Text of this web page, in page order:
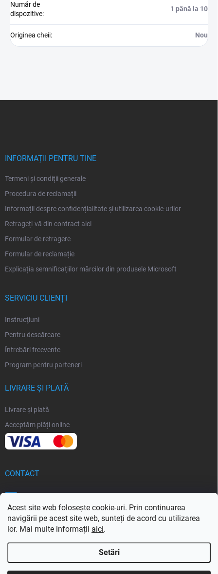
Acest site web folosește cookie-uri. Prin continuarea
navigării pe acest site web, sunteți de acord cu utilizarea
lor. Mai multe informații aici.
Setări
Număr de
dispozitive:
1 până la 10
Originea cheii: Nou
INFORMAȚII PENTRU TINE
Termeni și condiții generale
Procedura de reclamații
Informații despre confidențialitate și utilizarea cookie-urilor
Retrageți-vă din contract aici
Formular de retragere
Formular de reclamație
Explicația semnificațiilor mărcilor din produsele Microsoft
SERVICIU CLIENȚI
Instrucţiuni
Pentru descărcare
Întrebări frecvente
Program pentru parteneri
LIVRARE ȘI PLATĂ
Livrare și plată
Acceptăm plăți online
CONTACT
Drepturi de autor 2026Softoria.ro. Toate drepturile rezervate.Editați setările